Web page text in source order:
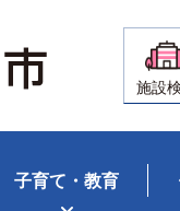
施設
子育て・教育